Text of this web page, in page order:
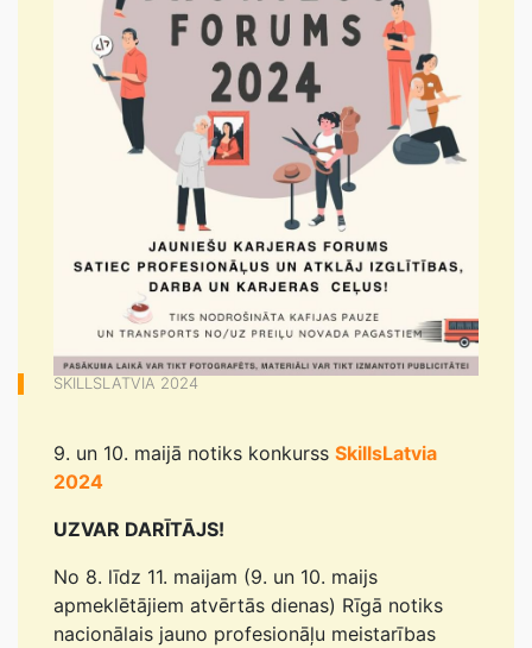
SKILLSLATVIA 2024
9. un 10. maijā notiks konkurss SkillsLatvia
2024
UZVAR DARĪTĀJS!
No 8. līdz 11. maijam (9. un 10. maijs
apmeklētājiem atvērtās dienas) Rīgā notiks
nacionālais jauno profesionāļu meistarības